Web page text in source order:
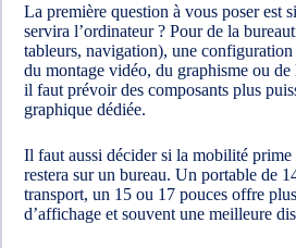
La première question à vous poser est
servira l’ordinateur ? Pour de la
tableurs, navigation), une
du montage vidéo, du graphisme ou
il faut prévoir des composants plus
graphique dédiée.
Il faut aussi décider si la mobilité
restera sur un bureau. Un portable de
transport, un 15 ou 17 pouces offre plus
d’affichage et souvent une meilleure